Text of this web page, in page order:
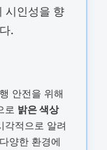
시인성을 향
.
안전을 위해
로 밝은 색상
각적으로 알려
양한 환경에